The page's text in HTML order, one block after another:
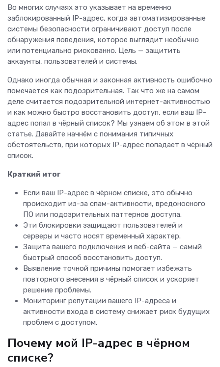
Во многих случаях это указывает на временно
заблокированный IP-адрес, когда автоматизированные
системы безопасности ограничивают доступ после
обнаружения поведения, которое выглядит необычно
или потенциально рискованно. Цель — защитить
аккаунты, пользователей и системы.
Однако иногда обычная и законная активность ошибочно
помечается как подозрительная. Так что же на самом
деле считается подозрительной интернет-активностью
и как можно быстро восстановить доступ, если ваш IP-
адрес попал в чёрный список? Мы узнаем об этом в этой
статье. Давайте начнём с понимания типичных
обстоятельств, при которых IP-адрес попадает в чёрный
список.
Краткий итог
Если ваш IP-адрес в чёрном списке, это обычно
происходит из-за спам-активности, вредоносного
ПО или подозрительных паттернов доступа.
Эти блокировки защищают пользователей и
серверы и часто носят временный характер.
Защита вашего подключения и веб-сайта — самый
быстрый способ восстановить доступ.
Выявление точной причины помогает избежать
повторного внесения в чёрный список и ускоряет
решение проблемы.
Мониторинг репутации вашего IP-адреса и
активности входа в систему снижает риск будущих
проблем с доступом.
Почему мой IP-адрес в чёрном
списке?